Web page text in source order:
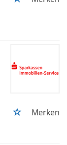
Merken